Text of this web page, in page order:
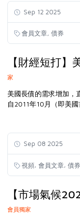
Sep 12 2025
會員文章 債券
【財經短打】
家
美國長債的需求增加，
自2011年10月（即美國
Sep 08 2025
視頻, 會員文章, 債券
【市場氣候
會員獨家